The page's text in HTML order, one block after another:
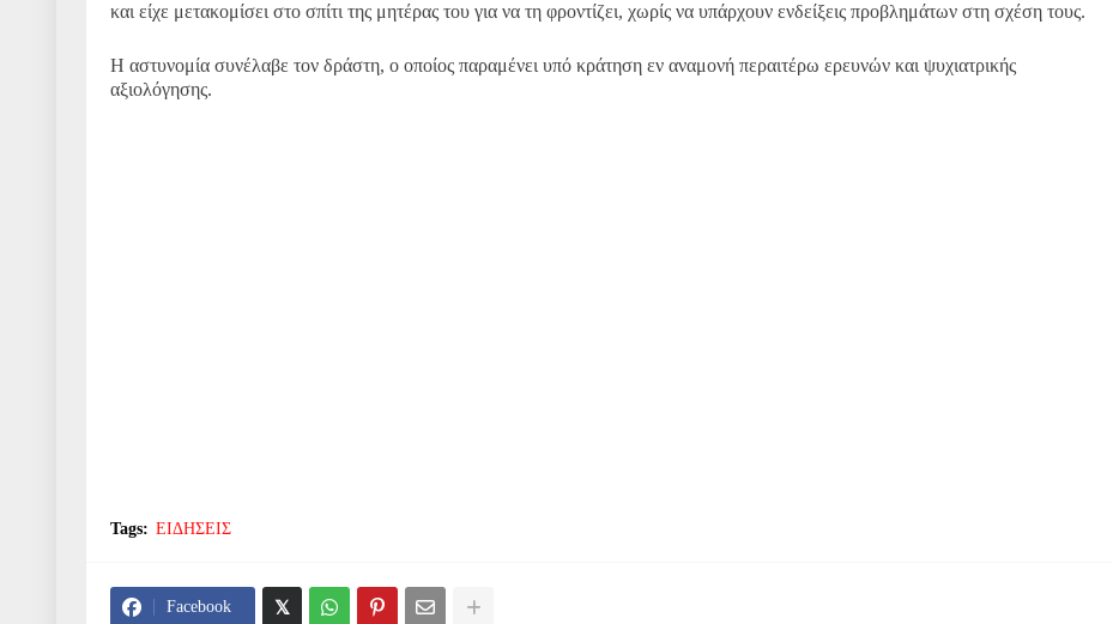
και είχε μετακομίσει στο σπίτι της μητέρας του για να τη φροντίζει, χωρίς να υπάρχουν ενδείξεις προβλημάτων στη σχέση τους.
Η αστυνομία συνέλαβε τον δράστη, ο οποίος παραμένει υπό κράτηση εν αναμονή περαιτέρω ερευνών και ψυχιατρικής
αξιολόγησης.
Tags: ΕΙΔΗΣΕΙΣ
Facebook